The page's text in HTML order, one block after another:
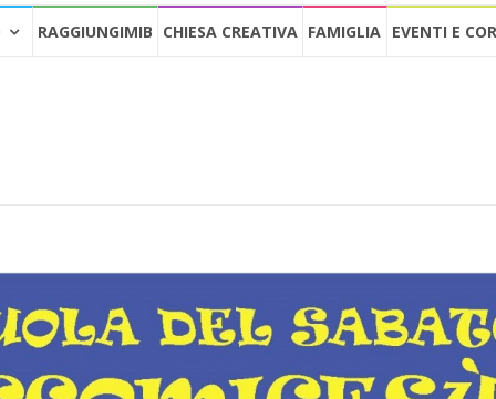
RAGGIUNGIMIB CHIESA CREATIVA FAMIGLIA EVENTI E